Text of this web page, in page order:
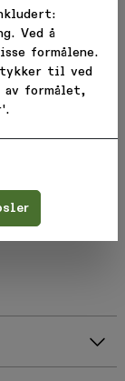
Stretch
Ved å
formålene.
til ved
av formålet,
rett i